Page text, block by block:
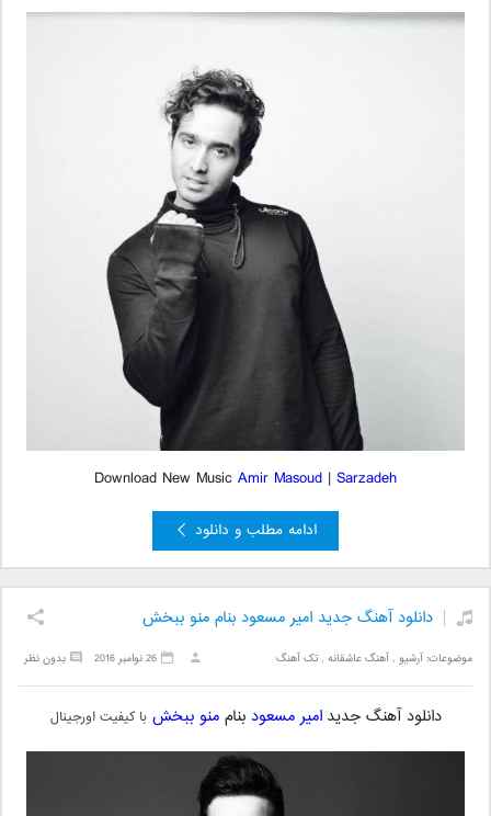
Download New Music Amir Masoud | Sarzadeh
ادامه مطلب و دانلود
دانلود آهنگ جدید امیر مسعود بنام منو ببخش
موضوعات:آرشیو ,آهنگ عاشقانه ,تک آهنگ بدون نظر 26 نوامبر 2016
دانلود آهنگ جدید امیر مسعود بناممنو ببخش با کیفیت اورجینال